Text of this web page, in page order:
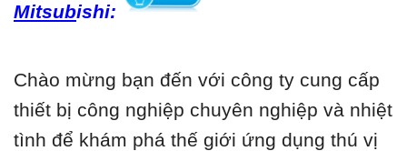
Mitsubishi:
Chào mừng bạn đến với công ty cung cấp
thiết bị công nghiệp chuyên nghiệp và nhiệt
tình để khám phá thế giới ứng dụng thú vị